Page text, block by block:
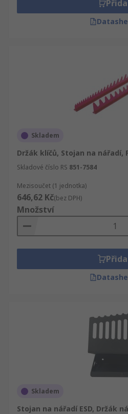
Skladem
Držák klíčů, Stojan na nářadí,
Skladové číslo RS 851-7584
Mezisoučet (1 jednotka)
646,62 Kč(bez DPH)
Množství
Skladem
Stojan na nářadí ESD, Držák